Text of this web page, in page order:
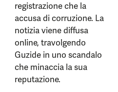
registrazione che la
accusa di corruzione. La
notizia viene diffusa
online, travolgendo
Guzide in uno scandalo
che minaccia la sua
reputazione.